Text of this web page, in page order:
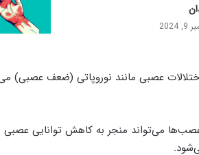
عصبی مانند نوروپاتی (ضعف عصبی)
می‌تواند منجر به کاهش توانایی